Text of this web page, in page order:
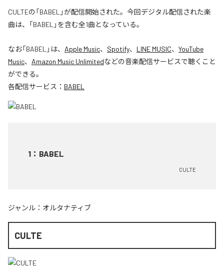
CULTEの「BABEL」が配信開始された。今回デジタル配信された楽
曲は、「BABEL」を含む全1曲となっている。
なお「BABEL 」は、 Apple Music、 Spotify、 LINE MUSIC、 YouTube
Music、 Amazon Music Unlimitedなどの音楽配信サービスで聴くこと
ができる。
各配信サービス： BABEL
1 ： BABEL
CULTE
ジャンル： オルタナティブ
CULTE